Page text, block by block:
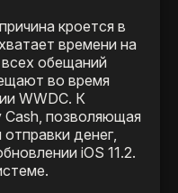
кроется в
времени на
обещаний
во время
WWDC. К
Cash, позволяющая
денег,
iOS 11.2.